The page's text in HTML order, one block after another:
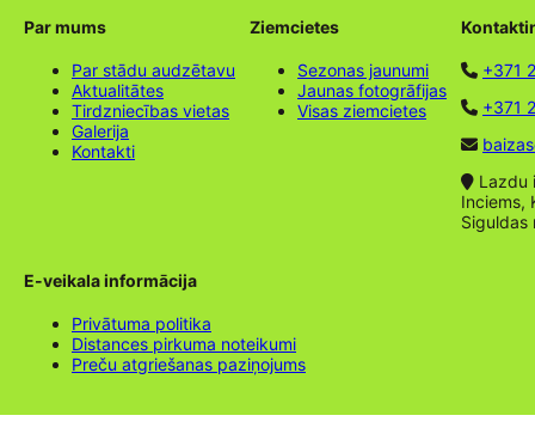
Par mums
Par stādu audzētavu
Aktualitātes
Tirdzniecības vietas
Galerija
Kontakti
Ziemcietes
Sezonas jaunumi
Jaunas fotogrāfijas
Visas ziemcietes
+371
+371
Lazdu
Inciems,
Siguldas
E-veikala informācija
Privātuma politika
Distances pirkuma noteikumi
Preču atgriešanas paziņojums